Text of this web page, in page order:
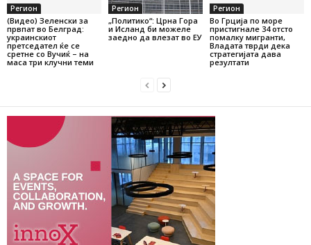
Регион
(Видео) Зеленски за
првпат во Белград:
украинскиот
претседател ќе се
сретне со Вучиќ – на
маса три клучни теми
Регион
„Политико“: Црна Гора
и Исланд би можеле
заедно да влезат во ЕУ
Регион
Во Грција по море
пристигнале 34 отсто
помалку мигранти,
Владата тврди дека
стратегијата дава
резултати